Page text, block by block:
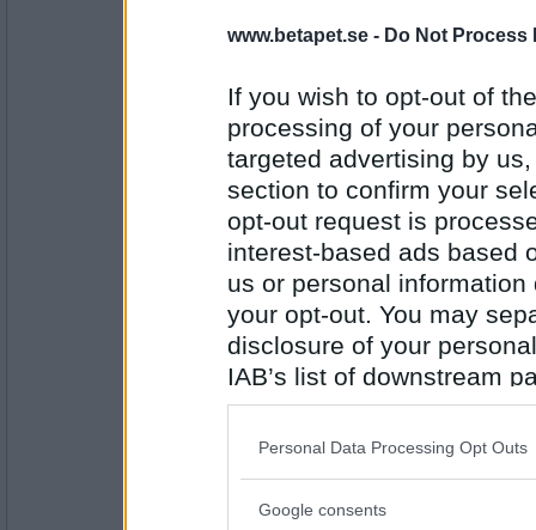
www.betapet.se - Do Not Process
If you wish to opt-out of
processing of your
targeted advertising by
section to confirm your
opt-out request is
interest-based ads based
us or personal
your opt-out. You may
disclosure of your
IAB’s list of downstream
also be disclosed by us
Downstream Participants
Please note that this
Personal Data Processing Opt Outs
Google consents
Antal inlägg:
1368
malinwen- Ej medlem längre
Antal inlägg: 81
Sergio Ramos
magnusito
5044